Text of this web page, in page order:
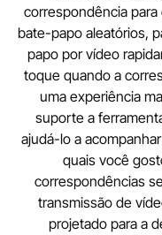
correspondência
bate-papo aleatórios,
papo por vídeo
toque quando a
uma experiência
suporte a
ajudá-lo a
quais você
correspondências
transmissão de
projetado para a